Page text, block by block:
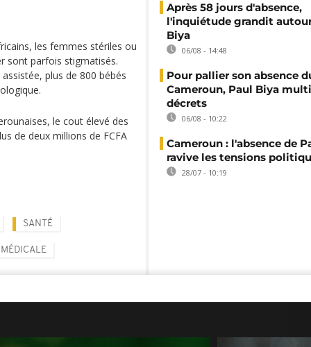
les femmes stériles ou
sont parfois stigmatisés.
plus de 800 bébés
le cout élevé des
de deux millions de FCFA
SANTÉ
Après 58 jours d'absence,
l'inquiétude grandit
Biya
06/08 - 14:48
Pour pallier son absence
Cameroun, Paul Biya
décrets
06/08 - 10:22
Cameroun : l'absence de
ravive les tensions
28/07 - 10:19